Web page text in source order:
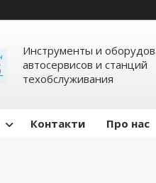
Инструменты и
автосервисов и станций
техобслуживания
Контакти Про нас